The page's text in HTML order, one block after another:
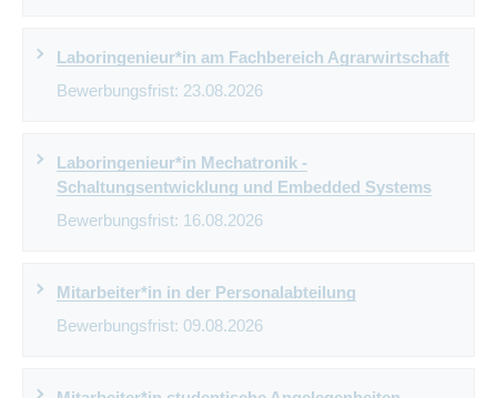
Laboringenieur*in am Fachbereich Agrarwirtschaft
Bewerbungsfrist: 23.08.2026
Laboringenieur*in Mechatronik -
Schaltungsentwicklung und Embedded Systems
Bewerbungsfrist: 16.08.2026
Mitarbeiter*in in der Personalabteilung
Bewerbungsfrist: 09.08.2026